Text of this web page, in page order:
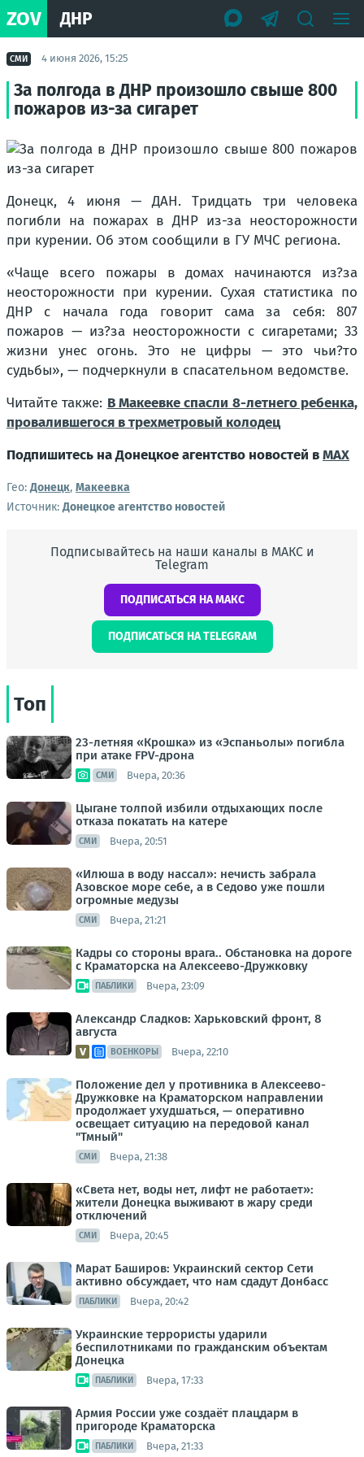
ZOV ДНР
СМИ 4 июня 2026, 15:25
За полгода в ДНР произошло свыше 800
пожаров из-за сигарет
Донецк, 4 июня — ДАН. Тридцать три человека
погибли на пожарах в ДНР из-за неосторожности
при курении. Об этом сообщили в ГУ МЧС региона.
«Чаще всего пожары в домах начинаются из?за
неосторожности при курении. Сухая статистика по
ДНР с начала года говорит сама за себя: 807
пожаров — из?за неосторожности с сигаретами; 33
жизни унес огонь. Это не цифры — это чьи?то
судьбы», — подчеркнули в спасательном ведомстве.
Читайте также: В Макеевке спасли 8-летнего ребенка,
провалившегося в трехметровый колодец
Подпишитесь на Донецкое агентство новостей вMAX
Гео:Донецк, Макеевка
Источник:Донецкое агентство новостей
Подписывайтесь на наши каналы в МАКС и
Telegram
ПОДПИСАТЬСЯ НА МАКС
ПОДПИСАТЬСЯ НА TELEGRAM
Топ
23-летняя «Крошка» из «Эспаньолы» погибла
при атаке FPV-дрона
СМИ Вчера, 20:36
Цыгане толпой избили отдыхающих после
отказа покатать на катере
СМИ Вчера, 20:51
«Илюша в воду нассал»: нечисть забрала
Азовское море себе, а в Седово уже пошли
огромные медузы
СМИ Вчера, 21:21
Кадры со стороны врага.. Обстановка на дороге
с Краматорска на Алексеево-Дружковку
ПАБЛИКИ Вчера, 23:09
Александр Сладков: Харьковский фронт, 8
августа
ВОЕНКОРЫ Вчера, 22:10
Положение дел у противника в Алексеево-
Дружковке на Краматорском направлении
продолжает ухудшаться, — оперативно
освещает ситуацию на передовой канал
"Тмный"
СМИ Вчера, 21:38
«Света нет, воды нет, лифт не работает»:
жители Донецка выживают в жару среди
отключений
СМИ Вчера, 20:45
Марат Баширов: Украинский сектор Сети
активно обсуждает, что нам сдадут Донбасс
ПАБЛИКИ Вчера, 20:42
Украинские террористы ударили
беспилотниками по гражданским объектам
Донецка
ПАБЛИКИ Вчера, 17:33
Армия России уже создаёт плацдарм в
пригороде Краматорска
ПАБЛИКИ Вчера, 21:33